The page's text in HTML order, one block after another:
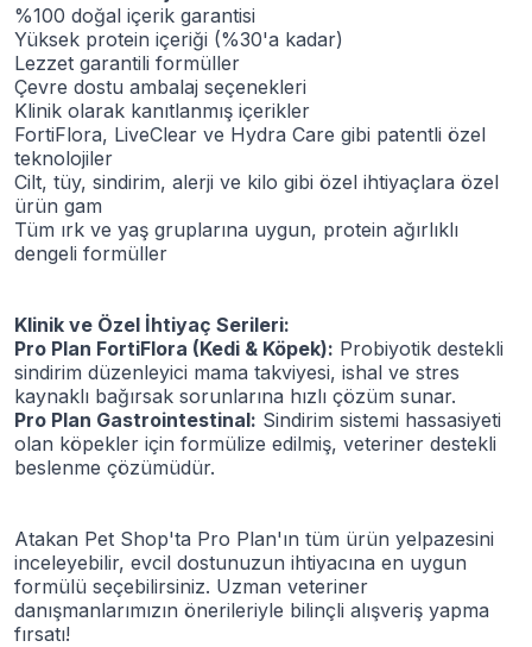
%100 doğal içerik garantisi
Yüksek protein içeriği (%30'a kadar)
Lezzet garantili formüller
Çevre dostu ambalaj seçenekleri
Klinik olarak kanıtlanmış içerikler
FortiFlora, LiveClear ve Hydra Care gibi patentli özel
teknolojiler
Cilt, tüy, sindirim, alerji ve kilo gibi özel ihtiyaçlara özel
ürün gam
Tüm ırk ve yaş gruplarına uygun, protein ağırlıklı
dengeli formüller
Klinik ve Özel İhtiyaç Serileri:
Pro Plan FortiFlora (Kedi & Köpek): Probiyotik destekli
sindirim düzenleyici mama takviyesi, ishal ve stres
kaynaklı bağırsak sorunlarına hızlı çözüm sunar.
Pro Plan Gastrointestinal: Sindirim sistemi hassasiyeti
olan köpekler için formülize edilmiş, veteriner destekli
beslenme çözümüdür.
Atakan Pet Shop'ta Pro Plan'ın tüm ürün yelpazesini
inceleyebilir, evcil dostunuzun ihtiyacına en uygun
formülü seçebilirsiniz. Uzman veteriner
danışmanlarımızın önerileriyle bilinçli alışveriş yapma
fırsatı!